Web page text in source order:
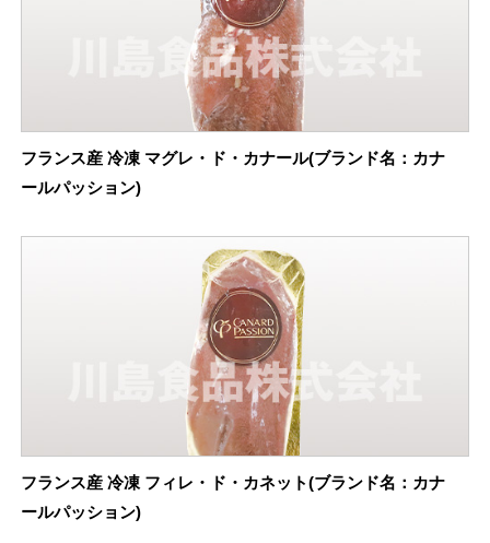
フランス産 冷凍 マグレ・ド・カナール(ブランド名：カナ
ールパッション)
フランス産 冷凍 フィレ・ド・カネット(ブランド名：カナ
ールパッション)